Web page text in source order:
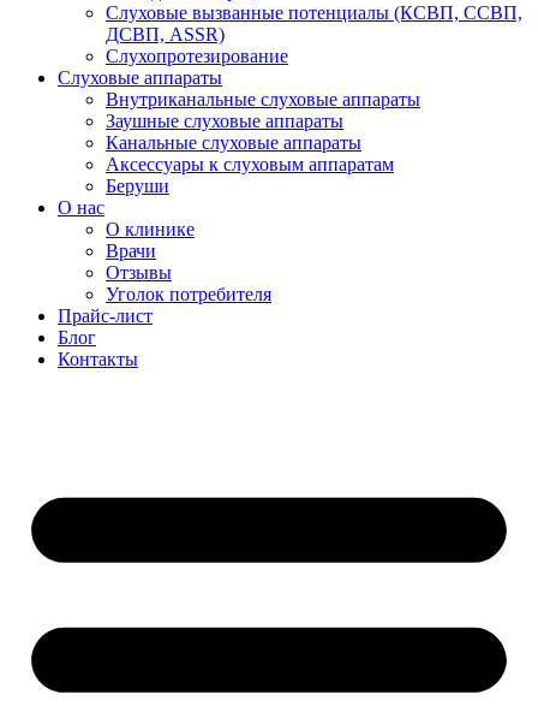
Слуховые вызванные потенциалы (КСВП, ССВП,
ДСВП, ASSR)
Слухопротезирование
Слуховые аппараты
Внутриканальные слуховые аппараты
Заушные слуховые аппараты
Канальные слуховые аппараты
Аксессуары к слуховым аппаратам
Беруши
О нас
О клинике
Врачи
Отзывы
Уголок потребителя
Прайс-лист
Блог
Контакты